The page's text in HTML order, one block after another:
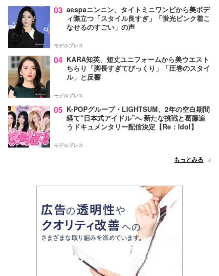
03 aespaニンニン、タイトミニワンピから美ボデ
ィ際立つ「スタイル良すぎ」「蛍光ピンク着こ
なせるのすごい」の声
モデルプレス
04 KARA知英、短丈ユニフォームから美ウエスト
ちらり「脚長すぎてびっくり」「圧巻のスタイ
ル」と反響
モデルプレス
05 K-POPグループ・LIGHTSUM、2年の空白期間
経て“日本式アイドル”へ 新たな挑戦と葛藤追
うドキュメンタリー配信決定【Re：Idol】
モデルプレス
もっとみる